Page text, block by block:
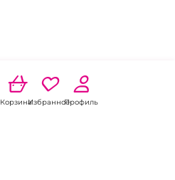
КорзинаИзбранноеПрофиль